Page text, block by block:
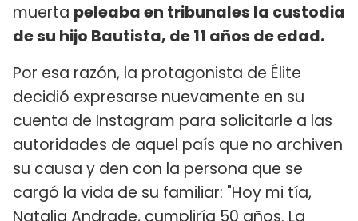
muerta peleaba en tribunales la custodia
de su hijo Bautista, de 11 años de edad.
Por esa razón, la protagonista de Élite
decidió expresarse nuevamente en su
cuenta de Instagram para solicitarle a las
autoridades de aquel país que no archiven
su causa y den con la persona que se
cargó la vida de su familiar: "Hoy mi tía,
Natalia Andrade, cumpliría 50 años. La